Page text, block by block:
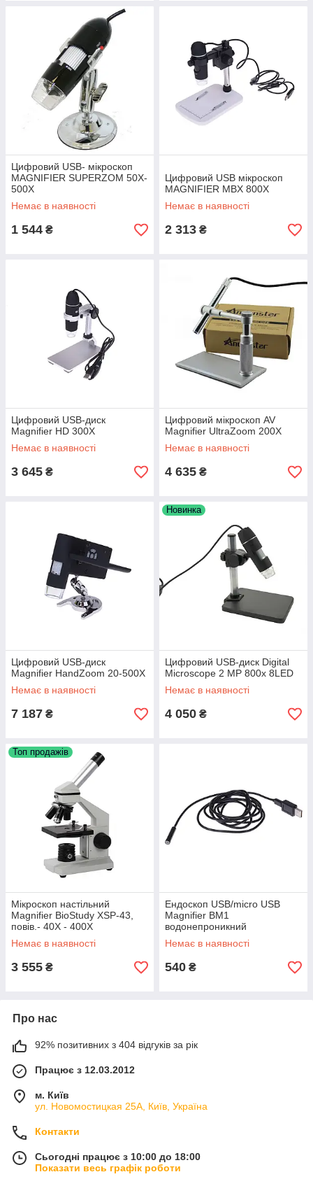
Цифровий USB- мікроскоп
MAGNIFIER SUPERZOM 50X-
500X
Немає в наявності
1 544 ₴
Цифровий USB мікроскоп
MAGNIFIER MBX 800X
Немає в наявності
2 313 ₴
Цифровий USB-диск
Magnifier HD 300X
Немає в наявності
3 645 ₴
Цифровий мікроскоп AV
Magnifier UltraZoom 200X
Немає в наявності
4 635 ₴
Цифровий USB-диск
Magnifier HandZoom 20-500X
Немає в наявності
7 187 ₴
Новинка
Цифровий USB-диск Digital
Microscope 2 MP 800x 8LED
Немає в наявності
4 050 ₴
Топ продажів
Мікроскоп настільний
Magnifier BioStudy XSP-43,
повів.- 40Х - 400Х
Немає в наявності
3 555 ₴
Ендоскоп USB/micro USB
Magnifier BM1
водонепроникний
Немає в наявності
540 ₴
Про нас
92% позитивних з 404 відгуків за рік
Працює з 12.03.2012
м. Київ
ул. Новомостицкая 25А, Київ, Україна
Контакти
Сьогодні працює з 10:00 до 18:00
Показати весь графік роботи